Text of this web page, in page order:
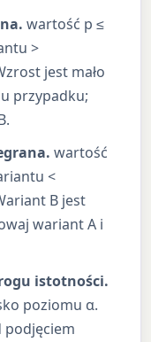
wartość p ≤
>
jest mało
przypadku;
wartość
<
B jest
wariant A i
istotności.
poziomu α.
podjęciem